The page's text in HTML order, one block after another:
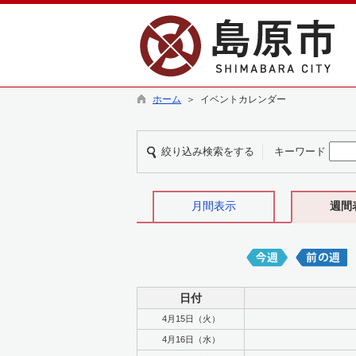
ホーム ＞ イベントカレンダー
絞り込み検索をする キーワード
月間表示 週間
日付
4月15日（火）
4月16日（水）